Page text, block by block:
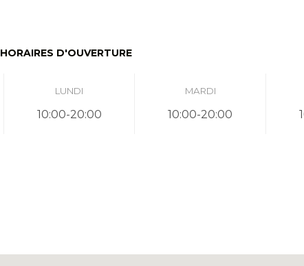
HORAIRES D'OUVERTURE
LUNDI
10:00-20:00
MARDI
10:00-20:00